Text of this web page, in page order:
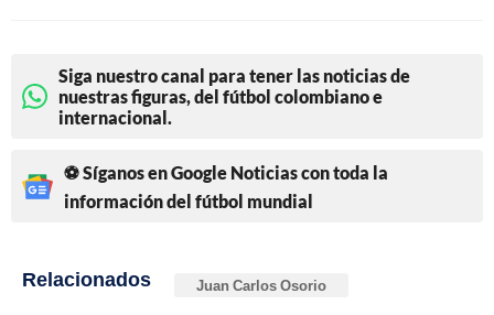
Siga nuestro canal para tener las noticias de
nuestras figuras, del fútbol colombiano e
internacional.
⚽ Síganos en Google Noticias con toda la
información del fútbol mundial
Relacionados Juan Carlos Osorio